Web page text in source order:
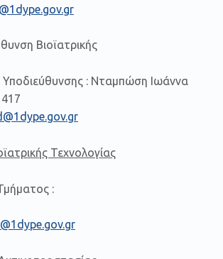
Βιοϊατρικής
Υποδιεύθυνσης : Νταμπώση Ιωάννα
Τεχνολογίας
: